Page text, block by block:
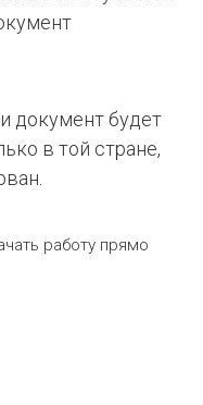
документ будет
в той стране,
работу прямо